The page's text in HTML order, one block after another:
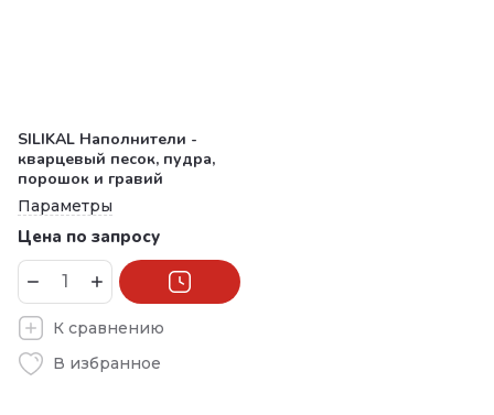
SILIKAL Наполнители -
кварцевый песок, пудра,
порошок и гравий
Параметры
Цена по запросу
К сравнению
В избранное